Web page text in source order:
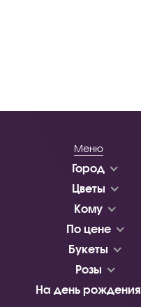
Меню
Город
Цветы
Кому
По цене
Букеты
Розы
На день рождения